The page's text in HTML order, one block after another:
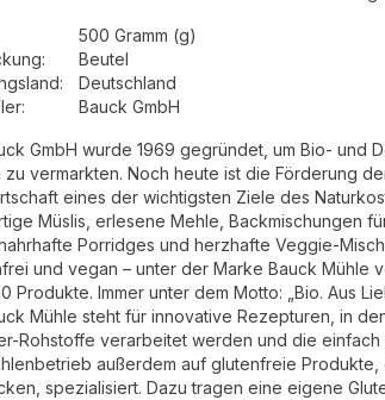
500 Gramm (g)
:
Beutel
:
Deutschland
: Bauck GmbH
GmbH wurde 1969 gegründet, um Bio- und
zu vermarkten. Noch heute ist die Förderung
eines der wichtigsten Ziele des
Müslis, erlesene Mehle, Backmischungen
Porridges und herzhafte Veggie-
und vegan – unter der Marke Bauck Mühle
Produkte. Immer unter dem Motto: „Bio. Aus
Mühle steht für innovative Rezepturen, in
Rohstoffe verarbeitet werden und die
außerdem auf glutenfreie Produkte,
spezialisiert. Dazu tragen eine eigene